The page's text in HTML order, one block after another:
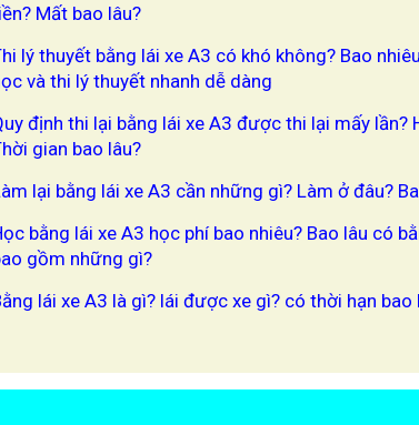
Mất bao lâu?
lý thuyết bằng lái xe A3 có khó không? Bao
và thi lý thuyết nhanh dễ dàng
định thi lại bằng lái xe A3 được thi lại mấy lần?
gian bao lâu?
lại bằng lái xe A3 cần những gì? Làm ở đâu?
bằng lái xe A3 học phí bao nhiêu? Bao lâu có
gồm những gì?
lái xe A3 là gì? lái được xe gì? có thời hạn bao